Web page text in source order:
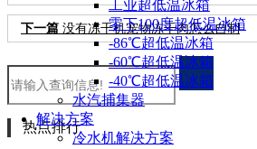
工业超低温冰箱
零下100度超低温冰箱
-86℃超低温冰箱
-60℃超低温冰箱
-40℃超低温冰箱
水汽捕集器
解决方案
冷水机解决方案
下一篇 没有冻干机宠物冻干肉怎么自制
热点排行